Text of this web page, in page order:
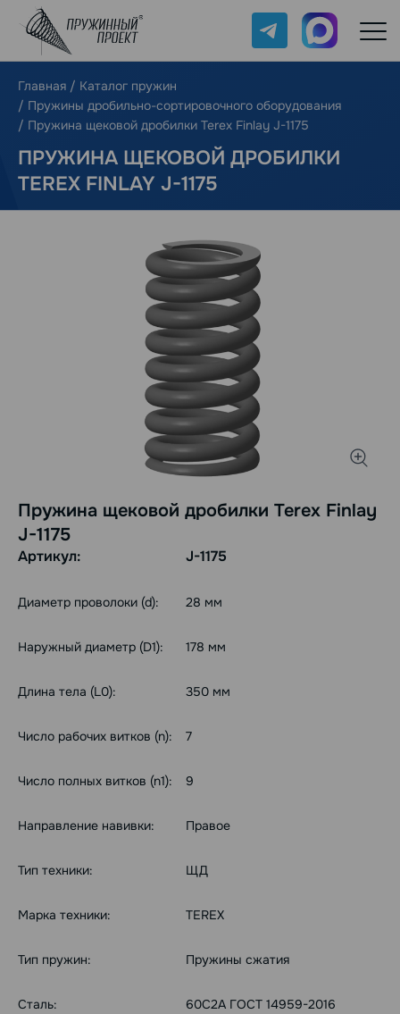
Telegram Max
Главная / Каталог пружин
/ Пружины дробильно-сортировочного оборудования
/ Пружина щековой дробилки Terex Finlay J-1175
ПРУЖИНА ЩЕКОВОЙ ДРОБИЛКИ
TEREX FINLAY J-1175
Пружина щековой дробилки Terex Finlay
J-1175
Артикул: J-1175
Диаметр проволоки (d): 28 мм
Наружный диаметр (D1): 178 мм
Длина тела (L0): 350 мм
Число рабочих витков (n): 7
Число полных витков (n1): 9
Направление навивки: Правое
Тип техники: ЩД
Марка техники: TEREX
Тип пружин: Пружины сжатия
Сталь: 60С2А ГОСТ 14959-2016